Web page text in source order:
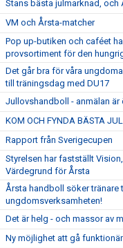
Stans bästa julmarknad, och
VM och Årsta-matcher
Pop up-butiken och caféet
provsortiment för den
Det går bra för våra
till träningsdag med DU17
Jullovshandboll - anmälan är
KOM OCH FYNDA BÄSTA
Rapport från Sverigecupen
Styrelsen har fastställt
Värdegrund för Årsta
Årsta handboll söker tränare
ungdomsverksamheten!
Det är helg - och massor av
Ny möjlighet att gå